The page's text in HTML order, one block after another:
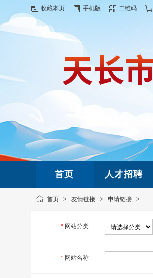
收藏本页 手机版 二维码
首页 人才招聘
首页 > 友情链接 > 申请链接 >
* 网站分类
* 网站名称